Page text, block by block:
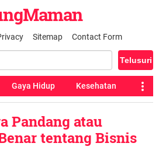
Sitemap Contact Form
Gaya Hidup Kesehatan
Pandang atau
tentang Bisnis